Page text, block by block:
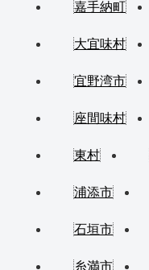
嘉手納町
大宜味村
宜野湾市
座間味村
東村
浦添市
石垣市
糸満市